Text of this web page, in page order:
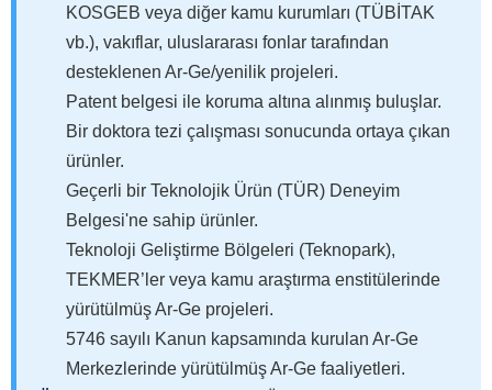
KOSGEB veya diğer kamu kurumları (TÜBİTAK
vb.), vakıflar, uluslararası fonlar tarafından
desteklenen Ar-Ge/yenilik projeleri.
Patent belgesi ile koruma altına alınmış buluşlar.
Bir doktora tezi çalışması sonucunda ortaya çıkan
ürünler.
Geçerli bir Teknolojik Ürün (TÜR) Deneyim
Belgesi'ne sahip ürünler.
Teknoloji Geliştirme Bölgeleri (Teknopark),
TEKMER’ler veya kamu araştırma enstitülerinde
yürütülmüş Ar-Ge projeleri.
5746 sayılı Kanun kapsamında kurulan Ar-Ge
Merkezlerinde yürütülmüş Ar-Ge faaliyetleri.